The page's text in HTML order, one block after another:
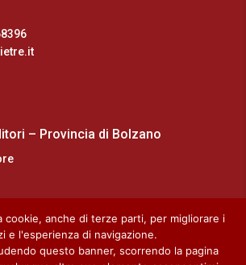
– Provincia di Bolzano
Policy Privacy Policy
cookie, anche di terze parti, per migliorare i
e l'esperienza di navigazione.
questo banner, scorrendo la pagina